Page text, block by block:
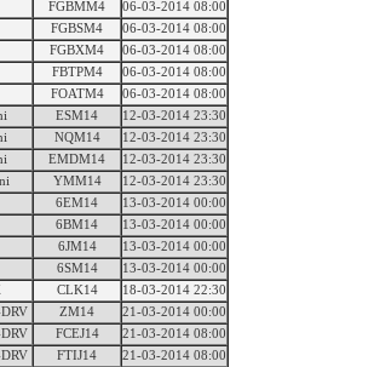
FGBMM4
06-03-2014 08:00
FGBSM4
06-03-2014 08:00
FGBXM4
06-03-2014 08:00
FBTPM4
06-03-2014 08:00
FOATM4
06-03-2014 08:00
ESM14
12-03-2014 23:30
NQM14
12-03-2014 23:30
EMDM14
12-03-2014 23:30
YMM14
12-03-2014 23:30
6EM14
13-03-2014 00:00
6BM14
13-03-2014 00:00
6JM14
13-03-2014 00:00
6SM14
13-03-2014 00:00
CLK14
18-03-2014 22:30
ZM14
21-03-2014 00:00
FCEJ14
21-03-2014 08:00
FTIJ14
21-03-2014 08:00